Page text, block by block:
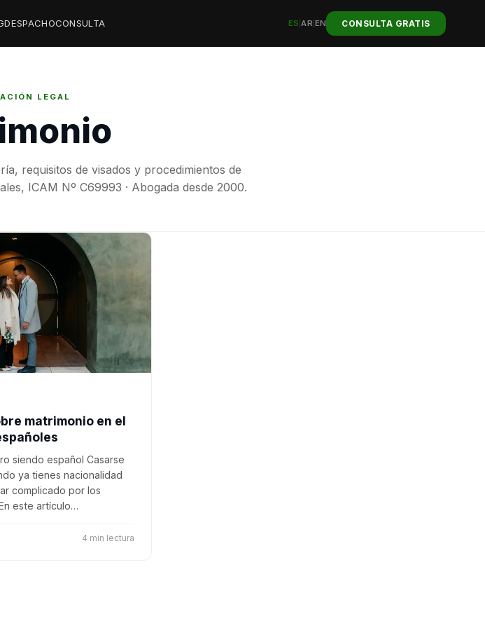
DESPACHOCONSULTA ES |AR EN CONSULTA GRATIS
LEGAL
requisitos de visados y procedimientos de
ICAM Nº C69993 · Abogada desde 2000.
matrimonio en el
siendo español Casarse
ya tienes nacionalidad
complicado por los
este artículo…
4 min lectura